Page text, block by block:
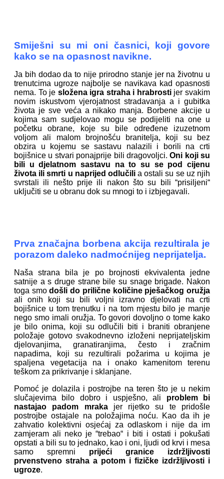
Smiješni su mi oni časnici, koji govore
kako se na opasnost navikne.
Ja bih dodao da to nije prirodno stanje jer na životnu u
trenutcima ugroze najbolje se navikava kad opasnosti
nema. To je složena igra straha i hrabrostijer svakim
novim iskustvom vjerojatnost stradavanja a i gubitka
života je sve veća a nikako manja. Borbene akcije u
kojima sam sudjelovao mogu se podijeliti na one u
početku obrane, koje su bile određene izuzetnom
voljom ali malom brojnošću branitelja, koji su bez
obzira u kojemu se sastavu nalazili i borili na crti
bojišnice u stvari ponajprije bili dragovoljci.Oni koji su
bili u djelatnom sastavu na to su se pod cijenu
života ili smrti u naprijed odlučilia ostali su se uz njih
svrstali ili nešto prije ili nakon što su bili “prisiljeni“
uključiti se u obranu dok su mnogi to i izbjegavali.
Prva značajna borbena akcija rezultirala je
porazom daleko nadmoćnijeg neprijatelja.
Naša strana bila je po brojnosti ekvivalenta jedne
satnije a s druge strane bile su snage brigade. Nakon
toga smodošli do prilične količine pješačkog oružja
ali onih koji su bili voljni izravno djelovati na crti
bojišnice u tom trenutku i na tom mjestu bilo je manje
nego smo imali oružja. To govori dovoljno o tome kako
je bilo onima, koji su odlučili biti i braniti obranjene
položaje gotovo svakodnevno izloženi neprijateljskim
djelovanjima, granatiranjima, često i zračnim
napadima, koji su rezultirali požarima u kojima je
spaljena vegetacija na i onako kamenitom terenu
teškom za prikrivanje i sklanjane.
Pomoć je dolazila i postrojbe na teren što je u nekim
slučajevima bilo dobro i uspješno, ali problem bi
nastajao padom mrakajer rijetko su te pridošle
postrojbe ostajale na položajima noću. Kao da ih je
zahvatio kolektivni osjećaj za odlaskom i nije da im
zamjeram ali neko je “trebao“ i biti i ostati i pokušati
opstati a bili su to jednako, kao i oni, ljudi od krvi i mesa
samo spremni prijeći granice izdržljivosti
prvenstveno straha a potom i fizičke izdržljivosti i
ugroze.